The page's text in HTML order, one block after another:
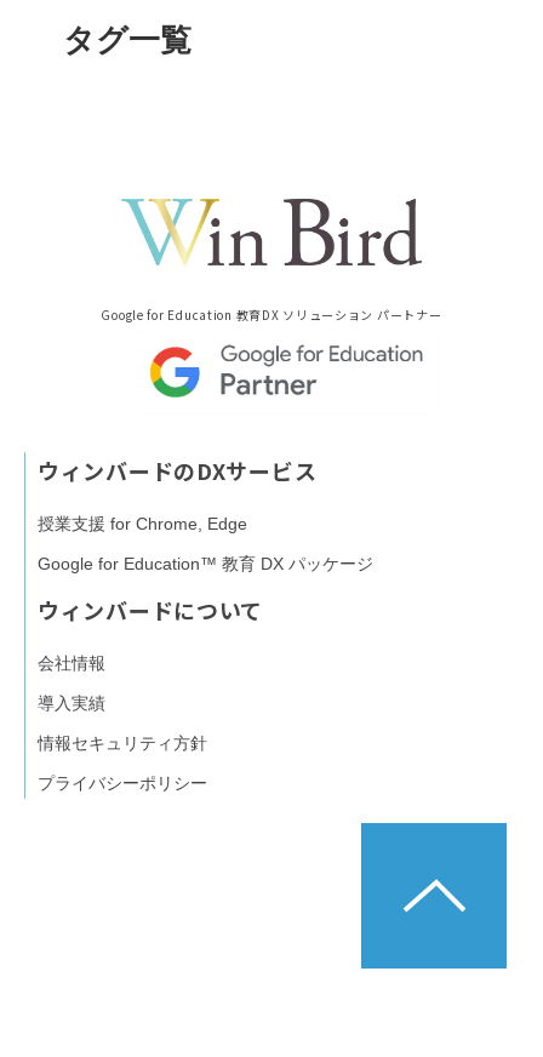
タグ一覧
Google for Education 教育DX ソリューション パートナー
ウィンバードのDXサービス
授業支援 for Chrome, Edge
Google for Education™ 教育 DX パッケージ
ウィンバードについて
会社情報
導入実績
情報セキュリティ方針
プライバシーポリシー